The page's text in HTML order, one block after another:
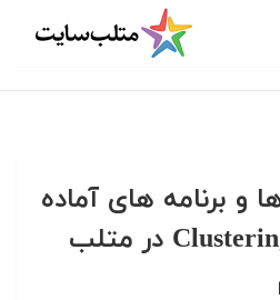
و برنامه های آماده
خوشه بندی یا Clustering در متلب‬‬